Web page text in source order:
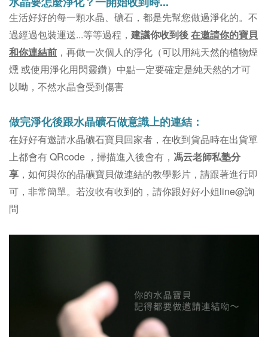
生活好好的每一顆水晶、礦石，都是先幫您做過淨化的。不
過經過包裝運送...等等過程， 建議你收到後在邀請你的寶貝
和你連結前 ，再做一次個人的淨化（可以用純天然的植物煙
燻 或使用淨化用閃靈鑽）中點一定要確定是純天然的才可
以呦，不然水晶會受到傷害
做完淨化後跟水晶礦石做意識上的連結：
在好好有邀請水晶礦石寶貝回家者，在收到貨品時在出貨單
上都會有 QRcode ，掃描進入後會有， 馮云老師私塾分
享 ，如何與你的晶礦寶貝做連結的教學影片，請跟著進行即
可，非常簡單。若沒收有收到的，請你跟好好小姐line@詢
問